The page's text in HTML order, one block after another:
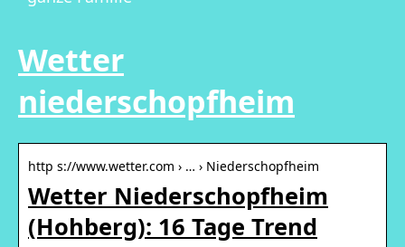
Wetter
niederschopfheim
http s://www.wetter.com › … › Niederschopfheim
Wetter Niederschopfheim
(Hohberg): 16 Tage Trend